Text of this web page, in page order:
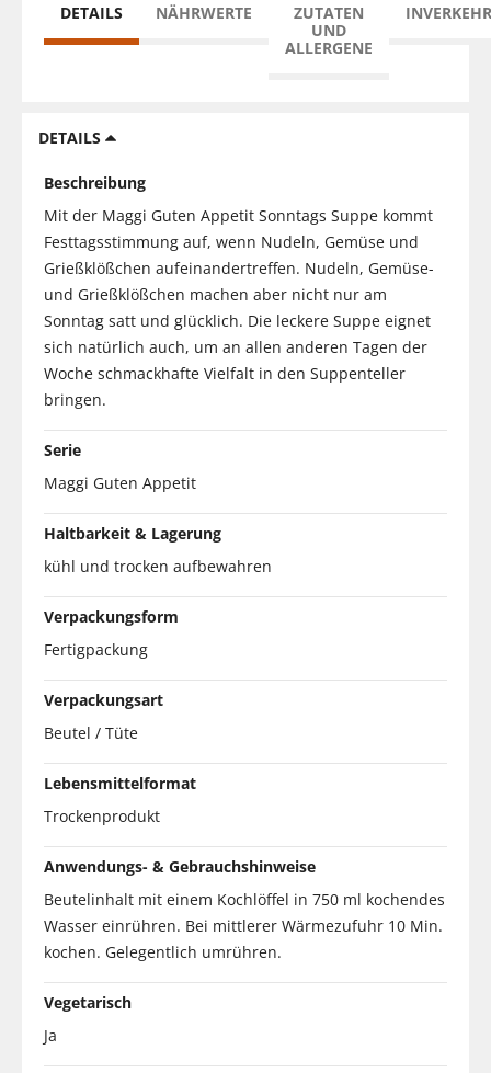
DETAILS NÄHRWERTE
ZUTATEN
UND
ALLERGENE
DETAILS
Beschreibung
Mit der Maggi Guten Appetit Sonntags Suppe kommt
Festtagsstimmung auf, wenn Nudeln, Gemüse und
Grießklößchen aufeinandertreffen. Nudeln, Gemüse-
und Grießklößchen machen aber nicht nur am
Sonntag satt und glücklich. Die leckere Suppe eignet
sich natürlich auch, um an allen anderen Tagen der
Woche schmackhafte Vielfalt in den Suppenteller
bringen.
Serie
Maggi Guten Appetit
Haltbarkeit & Lagerung
kühl und trocken aufbewahren
Verpackungsform
Fertigpackung
Verpackungsart
Beutel / Tüte
Lebensmittelformat
Trockenprodukt
Anwendungs- & Gebrauchshinweise
Beutelinhalt mit einem Kochlöffel in 750 ml kochendes
Wasser einrühren. Bei mittlerer Wärmezufuhr 10 Min.
kochen. Gelegentlich umrühren.
Vegetarisch
Ja